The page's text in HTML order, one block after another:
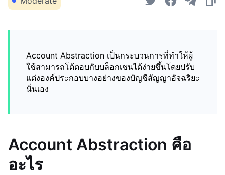
Account Abstraction เป็นกระบวนการที่ทำให้ผู้
ใช้สามารถโต้ตอบกับบล็อกเชนได้ง่ายขึ้นโดยปรับ
แต่งองค์ประกอบบางอย่างของบัญชีสัญญาอัจฉริยะ
นั่นเอง
Account Abstraction คือ
อะไร